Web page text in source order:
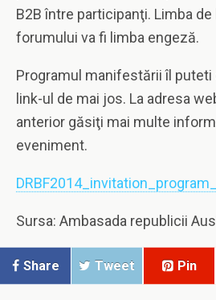
B2B între participanţi. Limba de
forumului va fi limba engeză.
Programul manifestării îl
link-ul de mai jos. La adresa
anterior găsiţi mai multe
eveniment.
Sursa: Ambasada republicii
Share Tweet Pin